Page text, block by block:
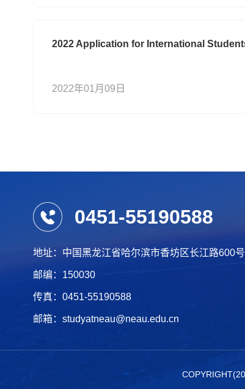
2022 Application for International
2022年01月09日
0451-55190588
地址：中国黑龙江省哈尔滨市香坊区长江路600号
邮编：150030
传真：0451-55190588
邮箱：studyatneau@neau.edu.cn